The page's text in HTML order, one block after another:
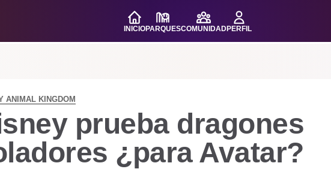
INICIOPARQUESCOMUNIDADPERFIL
ANIMAL KINGDOM
prueba dragones
¿para Avatar?